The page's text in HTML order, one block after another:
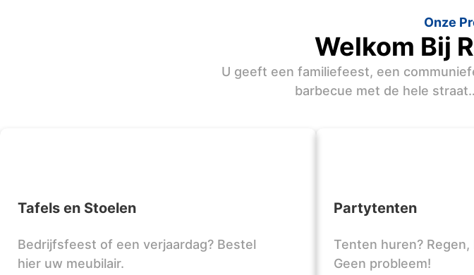
Onze
Welkom Bij
U geeft een familiefeest, een
barbecue met de hele
Tafels en Stoelen
Bedrijfsfeest of een verjaardag? Bestel
hier uw meubilair.
Partytenten
Tenten huren?
Geen probleem!